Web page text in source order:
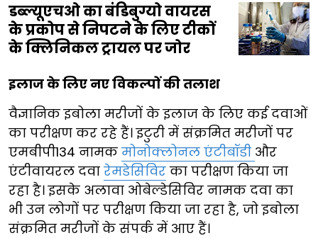
डब्ल्यूएचओ का बंडिबुग्यो वायरस
के प्रकोप से निपटने के लिए टीकों
के क्लिनिकल ट्रायल पर जोर
इलाज के लिए नए विकल्पों की तलाश
वैज्ञानिक इबोला मरीजों के इलाज के लिए कई दवाओं
का परीक्षण कर रहे हैं। इटुरी में संक्रमित मरीजों पर
एमबीपी134 नामक मोनोक्लोनल एंटीबॉडी और
एंटीवायरल दवा रेमडेसिविर का परीक्षण किया जा
रहा है। इसके अलावा ओबेल्डेसिविर नामक दवा का
भी उन लोगों पर परीक्षण किया जा रहा है, जो इबोला
संक्रमित मरीजों के संपर्क में आए हैं।